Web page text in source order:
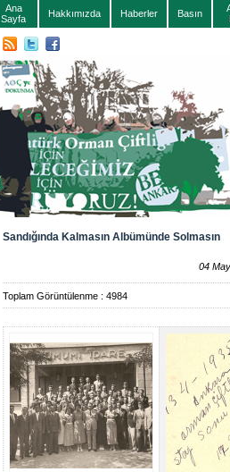
Ana
Sayfa
Hakkımızda Haberler Basın
Sandığında Kalmasın Albümünde Solmasın
04
Toplam Görüntülenme : 4984